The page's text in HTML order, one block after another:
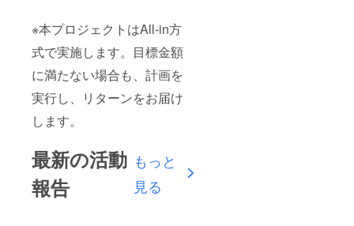
※本プロジェクトはAll-in方
式で実施します。目標金額
に満たない場合も、計画を
実行し、リターンをお届け
します。
最新の活動
報告
もっと
見る